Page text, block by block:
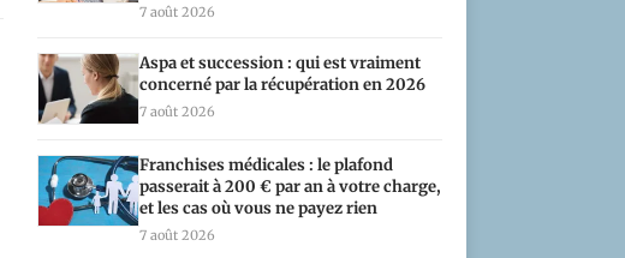
7 août 2026
Aspa et succession : qui est vraiment
concerné par la récupération en 2026
7 août 2026
Franchises médicales : le plafond
passerait à 200 € par an à votre charge,
et les cas où vous ne payez rien
7 août 2026